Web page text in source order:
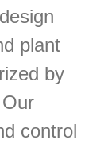
plant
by
control